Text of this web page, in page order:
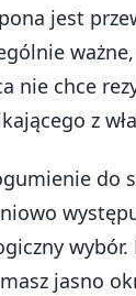
jest
nie chce
z
do
wybór.
jasno